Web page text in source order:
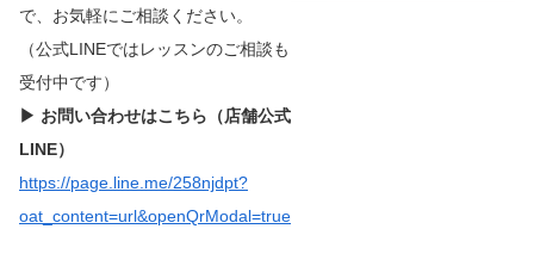
で、お気軽にご相談ください。
（公式LINEではレッスンのご相談も
受付中です）
▶︎ お問い合わせはこちら（店舗公式
LINE）
https://page.line.me/258njdpt?
oat_content=url&openQrModal=true